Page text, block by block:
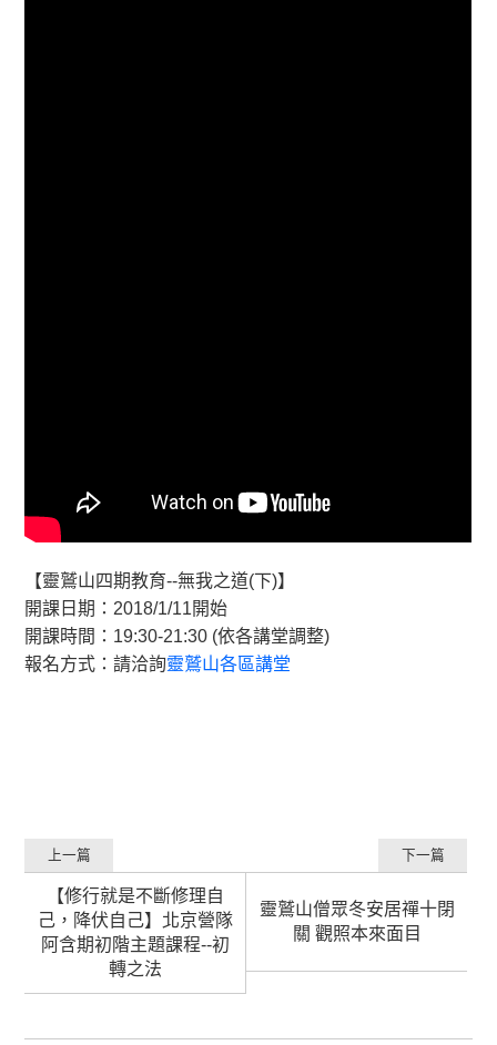
【靈鷲山四期教育--無我之道(下)】
開課日期：2018/1/11開始
開課時間：19:30-21:30 (依各講堂調整)
報名方式：請洽詢靈鷲山各區講堂
【修行就是不斷修理自
己，降伏自己】北京營隊
阿含期初階主題課程--初
轉之法
上一篇
靈鷲山僧眾冬安居禪十閉
關 觀照本來面目
下一篇